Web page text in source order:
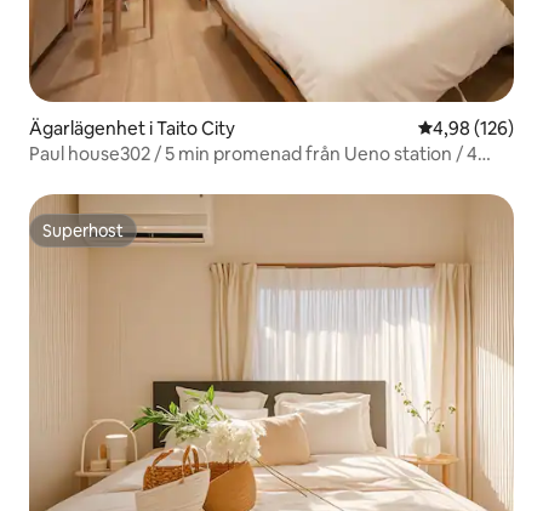
Ägarlägenhet i Taito City 4,98 av 5 i
4,98 (126)
Paul house302 / 5 min promenad från Ueno station / 4
höghastighetsinternet / hissbyggnad / kommunikation på
japanska, engelska och kinesiska
Superhost
Superhost